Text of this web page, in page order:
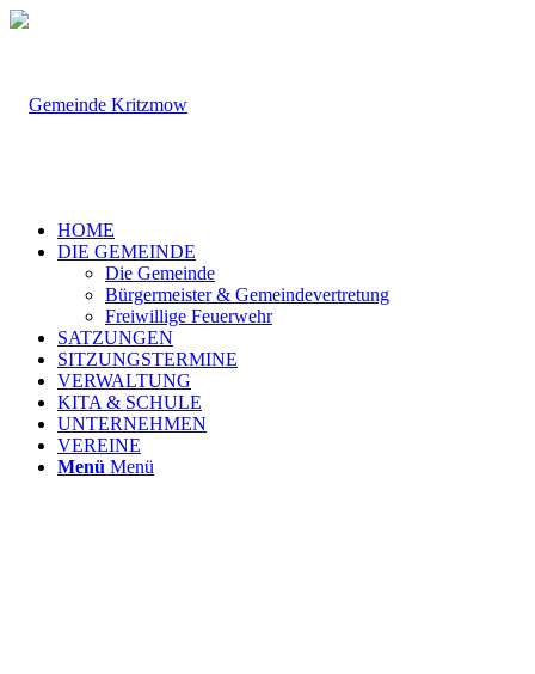
HOME
DIE GEMEINDE
Die Gemeinde
Bürgermeister & Gemeindevertretung
Freiwillige Feuerwehr
SATZUNGEN
SITZUNGSTERMINE
VERWALTUNG
KITA & SCHULE
UNTERNEHMEN
VEREINE
Menü Menü